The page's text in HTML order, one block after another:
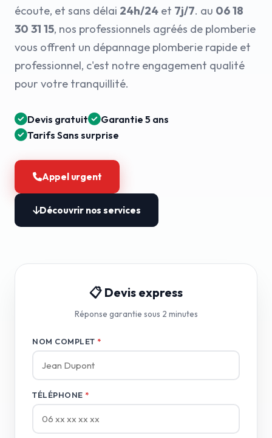
écoute, et sans délai 24h/24 et 7j/7. au 06 18
30 31 15, nos professionnels agréés de plomberie
vous offrent un dépannage plomberie rapide et
professionnel, c'est notre engagement qualité
pour votre tranquillité.
Devis gratuit
Garantie 5 ans
Tarifs Sans surprise
Appel urgent
Découvrir nos services
📋 Devis express
Réponse garantie sous 2 minutes
NOM COMPLET *
TÉLÉPHONE *